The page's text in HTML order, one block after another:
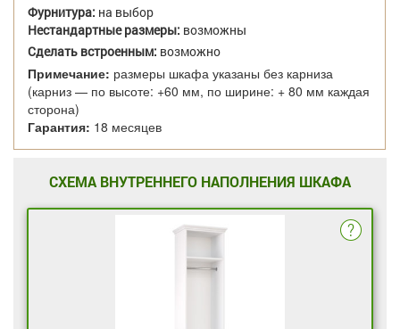
Фурнитура: на выбор
Нестандартные размеры: возможны
Сделать встроенным: возможно
Примечание: размеры шкафа указаны без карниза
(карниз — по высоте: +60 мм, по ширине: + 80 мм каждая
сторона)
Гарантия: 18 месяцев
СХЕМА ВНУТРЕННЕГО НАПОЛНЕНИЯ ШКАФА